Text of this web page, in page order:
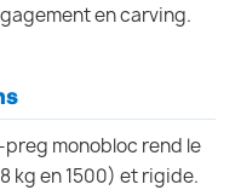
en carving.
monobloc rend le
kg en 1500) et rigide.